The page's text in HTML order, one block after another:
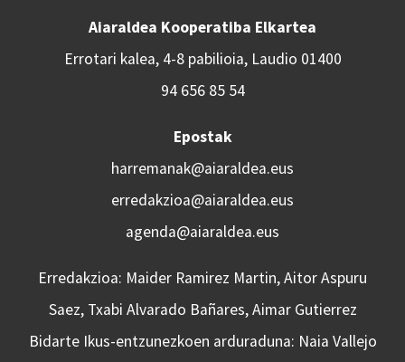
Aiaraldea Kooperatiba Elkartea
Errotari kalea, 4-8 pabilioia, Laudio 01400
94 656 85 54
Epostak
harremanak@aiaraldea.eus
erredakzioa@aiaraldea.eus
agenda@aiaraldea.eus
Erredakzioa: Maider Ramirez Martin, Aitor Aspuru
Saez, Txabi Alvarado Bañares, Aimar Gutierrez
Bidarte Ikus-entzunezkoen arduraduna: Naia Vallejo